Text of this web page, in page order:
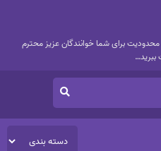
برای شما خوانندگان عزیز محترم
ببرید…